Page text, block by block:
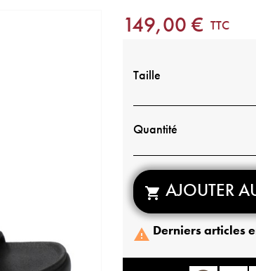
149,00 € TTC
Taille
Quantité
 AJOUTER
 Derniers articles